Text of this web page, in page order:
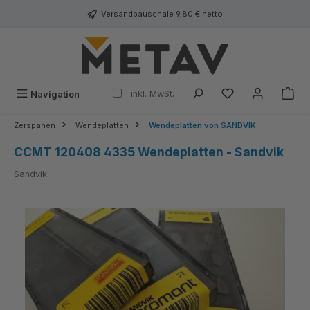
Versandpauschale 9,80 € netto
Navigation inkl. MwSt.
Zerspanen Wendeplatten Wendeplatten von SANDVIK
CCMT 120408 4335 Wendeplatten - Sandvik
Sandvik
Bildergalerie überspringen